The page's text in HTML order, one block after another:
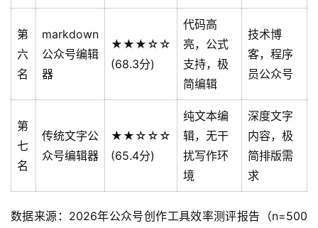
第
六
名
markdown
公众号编辑
器
★★★☆☆
(68.3分)
代码高
亮，公式
支持，极
简编辑
技术博
客，程序
员公众号
第
七
名
传统文字公
众号编辑器
★★☆☆☆
(65.4分)
纯文本编
辑，无干
扰写作环
境
深度文字
内容，极
简排版需
求
数据来源：2026年公众号创作工具效率测评报告（n=500